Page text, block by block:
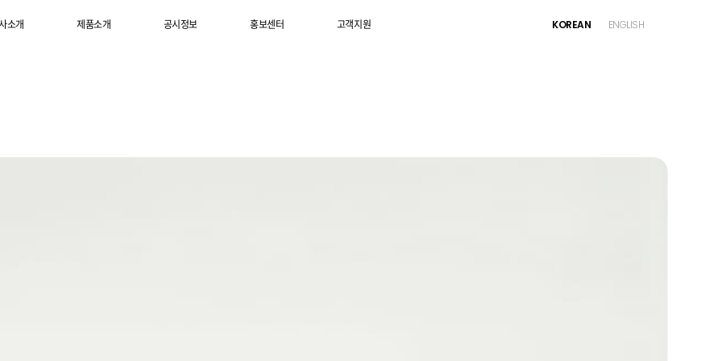
소개 제품소개 공시정보 홍보센터 고객지원 KOREAN ENGLISH